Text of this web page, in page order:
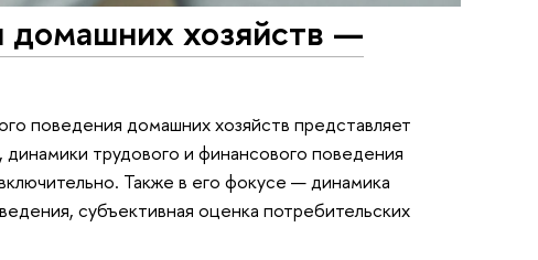
домашних хозяйств —
поведения домашних хозяйств представляет
трудового и финансового поведения
Также в его фокусе — динамика
субъективная оценка потребительских